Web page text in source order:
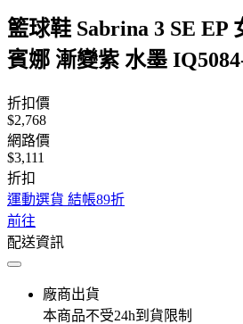
籃球鞋 Sabrina 3 SE EP
賓娜 漸變紫 水墨
折扣價
$2,768
網路價
$3,111
折扣
運動選貨 結帳89折
前往
配送資訊
廠商出貨
本商品不受24h到貨限制